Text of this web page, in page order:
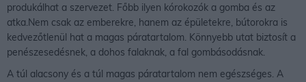
produkálhat a szervezet. Főbb ilyen kórokozók a gomba és az
atka.Nem csak az emberekre, hanem az épületekre, bútorokra is
kedvezőtlenül hat a magas páratartalom. Könnyebb utat biztosít a
penészesedésnek, a dohos falaknak, a fal gombásodásnak.
A túl alacsony és a túl magas páratartalom nem egészséges. A